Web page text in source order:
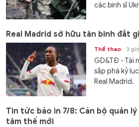
các binh sĩ
Real Madrid sở hữu tân binh đắt
Thể thao 3
GD&TĐ - Tài
sắp phá kỷ
Real Madrid.
Tin tức báo in 7/8: Cán bộ quản
tâm thế mới